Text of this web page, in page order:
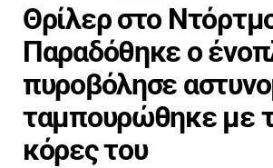
Θρίλερ στο
Παραδόθηκε ο
πυροβόλησε
ταμπουρώθηκε με
κόρες του